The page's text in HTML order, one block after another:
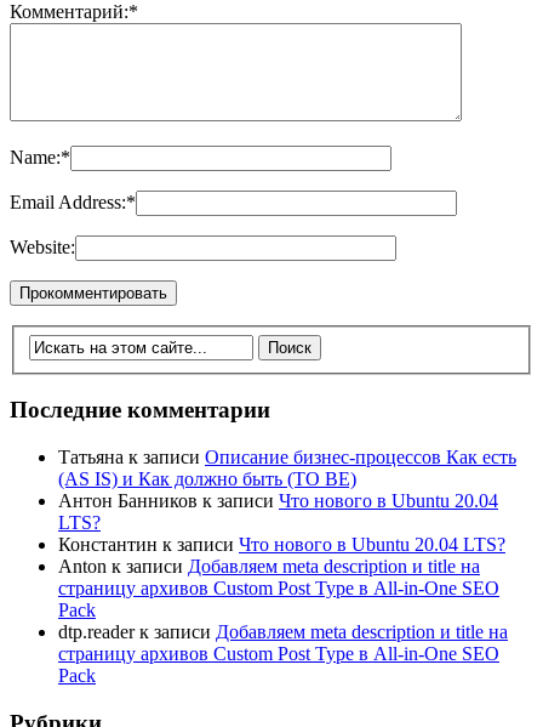
Комментарий:*
Name:*
Email Address:*
Website:
Последние комментарии
Татьяна к записи Описание бизнес-процессов Как есть
(AS IS) и Как должно быть (TO BE)
Антон Банников к записи Что нового в Ubuntu 20.04
LTS?
Константин к записи Что нового в Ubuntu 20.04 LTS?
Anton к записи Добавляем meta description и title на
страницу архивов Custom Post Type в All-in-One SEO
Pack
dtp.readerк записи Добавляем meta description и title на
страницу архивов Custom Post Type в All-in-One SEO
Pack